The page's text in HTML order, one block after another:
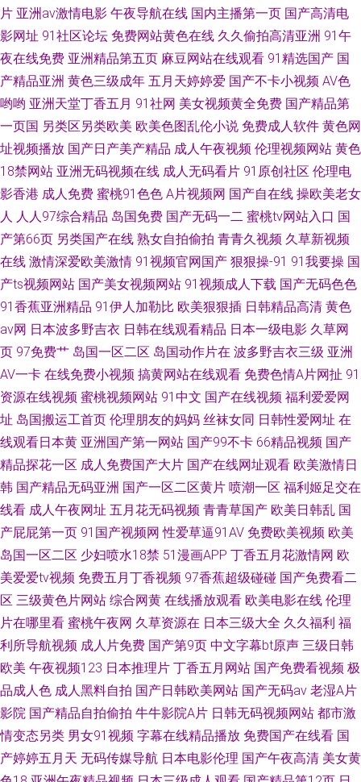
片 亚洲av激情电影 午夜导航在线 国内主播第一页 国产高清电
影网址 91社区论坛 免费网站黄色在线 久久偷拍高清亚洲 91午
夜在线免费 亚洲精品第五页 麻豆网站在线观看 91精选国产 国
产精品亚洲 黄色三级成年 五月天婷婷爱 国产不卡小视频 AV色
哟哟 亚洲天堂丁香五月 91社网 美女视频黄全免费 国产精品第
一页国 另类区另类欧美 欧美色图乱伦小说 免费成人软件 黄色网
址视频播放 国产日产美产精品 成人午夜视频 伦理视频网站 黄色
18禁网站 亚洲无码视频在线 成人无码看片 91原创社区 伦理电
影香港 成人免费 蜜桃91色色 A片视频网 国产自在线 操欧美老女
人 人人97综合精品 岛国免费 国产无码一二 蜜桃tv网站入口 国
产第66页 另类国产在线 熟女自拍偷拍 青青久视频 久草新视频
在线 激情深爱欧美激情 91视频官网国产 狠狠操-91 91我要操 国
产ts视频网站 国产美女视频网站 91视频成人下载 国产无码色色
91香蕉亚洲精品 91伊人加勒比 欧美狠狠插 日韩精品高清 黄色
av网 日本波多野吉衣 日韩在线观看精品 日本一级电影 久草网
页 97免费艹 岛国一区二区 岛国动作片在 波多野吉衣三级 亚洲
AV一卡 在线免费小视频 搞黄网站在线观看 免费色情A片网扯 91
资源在线视频 蜜桃视频网站 91中文 国产在线视频 福利爱爱网
址 岛国搬运工首页 伦理朋友的妈妈 丝袜女同 日韩性爱网址 在
线观看日本黄 亚洲国产第一网站 国产99不卡 66精品视频 国产
精品探花一区 成人免费国产大片 国产在线网址观看 欧美激情日
韩 国产精品无码亚洲 国产一区二区黄片 喷潮一区 福利姬足交在
线看 成人午夜网址 五月花无码视频 青青草国产 欧美日韩乱 国
产屁屁第一页 91国产视频网 性爱草逼91AV 免费欧美视频 欧美
岛国一区二区 少妇喷水18禁 51漫画APP 丁香五月花激情网 欧
美爱爱tv视频 免费五月丁香视频 97香蕉超级碰碰 国产免费看二
区 三级黄色片网站 综合网黄 在线播放观看 欧美电影在线 伦理
片在哪里看 蜜桃午夜网 久草资源在 日本三级大全 久久福利 福
利所导航视频 成人片免费 国产第9页 中文字幕bt原声 三级日韩
欧美 午夜视频123 日本推理片 丁香五月网站 国产免费看视频 极
品成人色 成人黑料自拍 国产日韩欧美网站 国产无码av 老湿A片
影院 国产精品自拍偷拍 牛牛影院A片 日韩无码视频网站 都市激
情变态另类 男女91视频 字幕在线精品播放 免费国产在线看 国
产婷婷五月天 无码传媒导航 日本电影伦理 国产午夜高清 美女黄